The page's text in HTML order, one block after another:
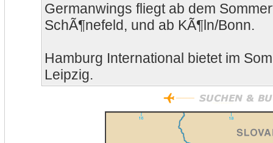
Germanwings fliegt ab dem
SchÃ¶nefeld, und ab KÃ¶ln/Bonn.
Hamburg International bietet im
Leipzig.